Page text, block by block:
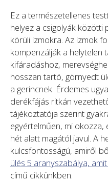
Ez a természetellenes
helyez a csigolyák
körüli izmokra. Az izmok
kompenzálják a helytelen
kifáradáshoz,
hosszan tartó, görnyedt
a gerincnek. Érdemes
derékfájás ritkán
tájékoztatója szerint
egyértelműen, mi
hét alatt magától javul. A
kulcsfontosságú, amiről
ülés 5 aranyszabálya,
című cikkünkben.